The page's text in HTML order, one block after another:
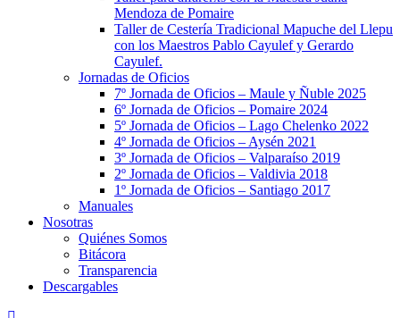
Mendoza de Pomaire
Taller de Cestería Tradicional Mapuche del Llepu
con los Maestros Pablo Cayulef y Gerardo
Cayulef.
Jornadas de Oficios
7º Jornada de Oficios – Maule y Ñuble 2025
6º Jornada de Oficios – Pomaire 2024
5º Jornada de Oficios – Lago Chelenko 2022
4º Jornada de Oficios – Aysén 2021
3º Jornada de Oficios – Valparaíso 2019
2º Jornada de Oficios – Valdivia 2018
1º Jornada de Oficios – Santiago 2017
Manuales
Nosotras
Quiénes Somos
Bitácora
Transparencia
Descargables